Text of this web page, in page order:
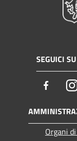
SEGUICI SU
Organi